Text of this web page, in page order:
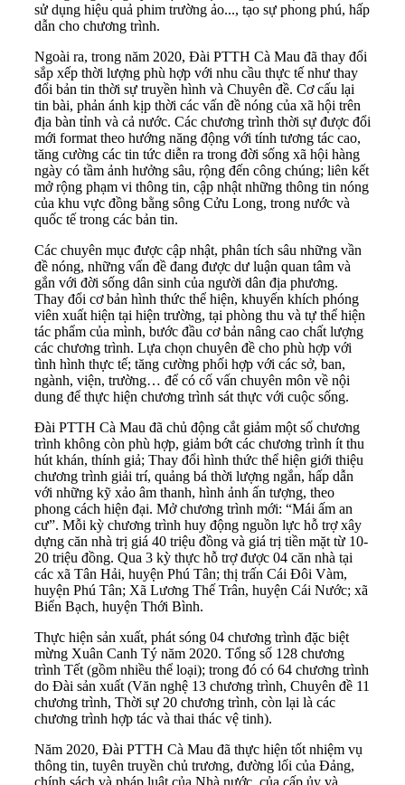
sử dụng hiệu quả phim trường ảo..., tạo sự phong phú, hấp
dẫn cho chương trình.
Ngoài ra, trong năm 2020, Đài PTTH Cà Mau đã thay đổi
sắp xếp thời lượng phù hợp với nhu cầu thực tế như thay
đổi bản tin thời sự truyền hình và Chuyên đề. Cơ cấu lại
tin bài, phản ánh kịp thời các vấn đề nóng của xã hội trên
địa bàn tỉnh và cả nước. Các chương trình thời sự được đổi
mới format theo hướng năng động với tính tương tác cao,
tăng cường các tin tức diễn ra trong đời sống xã hội hàng
ngày có tầm ảnh hưởng sâu, rộng đến công chúng; liên kết
mở rộng phạm vi thông tin, cập nhật những thông tin nóng
của khu vực đồng bằng sông Cửu Long, trong nước và
quốc tế trong các bản tin.
Các chuyên mục được cập nhật, phân tích sâu những vần
đề nóng, những vấn đề đang được dư luận quan tâm và
gắn với đời sống dân sinh của người dân địa phương.
Thay đổi cơ bản hình thức thể hiện, khuyến khích phóng
viên xuất hiện tại hiện trường, tại phòng thu và tự thể hiện
tác phẩm của mình, bước đầu cơ bản nâng cao chất lượng
các chương trình. Lựa chọn chuyên đề cho phù hợp với
tình hình thực tế; tăng cường phối hợp với các sở, ban,
ngành, viện, trường… để có cố vấn chuyên môn về nội
dung để thực hiện chương trình sát thực với cuộc sống.
Đài PTTH Cà Mau đã chủ động cắt giảm một số chương
trình không còn phù hợp, giảm bớt các chương trình ít thu
hút khán, thính giả; Thay đổi hình thức thể hiện giới thiệu
chương trình giải trí, quảng bá thời lượng ngắn, hấp dẫn
với những kỹ xảo âm thanh, hình ảnh ấn tượng, theo
phong cách hiện đại. Mở chương trình mới: “Mái ấm an
cư”. Mỗi kỳ chương trình huy động nguồn lực hỗ trợ xây
dựng căn nhà trị giá 40 triệu đồng và giá trị tiền mặt từ 10-
20 triệu đồng. Qua 3 kỳ thực hỗ trợ được 04 căn nhà tại
các xã Tân Hải, huyện Phú Tân; thị trấn Cái Đôi Vàm,
huyện Phú Tân; Xã Lương Thế Trân, huyện Cái Nước; xã
Biển Bạch, huyện Thới Bình.
Thực hiện sản xuất, phát sóng 04 chương trình đặc biệt
mừng Xuân Canh Tý năm 2020. Tổng số 128 chương
trình Tết (gồm nhiều thể loại); trong đó có 64 chương trình
do Đài sản xuất (Văn nghệ 13 chương trình, Chuyên đề 11
chương trình, Thời sự 20 chương trình, còn lại là các
chương trình hợp tác và thai thác vệ tinh).
Năm 2020, Đài PTTH Cà Mau đã thực hiện tốt nhiệm vụ
thông tin, tuyên truyền chủ trương, đường lối của Đảng,
chính sách và pháp luật của Nhà nước, của cấp ủy và